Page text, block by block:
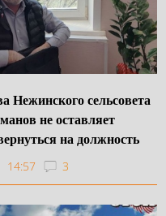
Нежинского сельсовета
не оставляет
на должность
14:57 3